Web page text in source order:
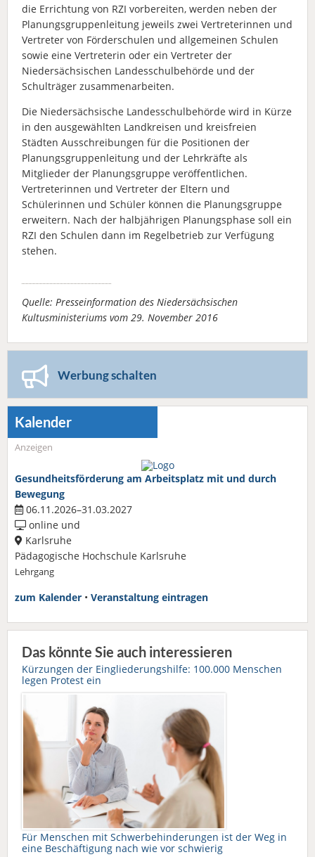
die Errichtung von RZI vorbereiten, werden neben der
Planungsgruppenleitung jeweils zwei Vertreterinnen und
Vertreter von Förderschulen und allgemeinen Schulen
sowie eine Vertreterin oder ein Vertreter der
Niedersächsischen Landesschulbehörde und der
Schulträger zusammenarbeiten.
Die Niedersächsische Landesschulbehörde wird in Kürze
in den ausgewählten Landkreisen und kreisfreien
Städten Ausschreibungen für die Positionen der
Planungsgruppenleitung und der Lehrkräfte als
Mitglieder der Planungsgruppe veröffentlichen.
Vertreterinnen und Vertreter der Eltern und
Schülerinnen und Schüler können die Planungsgruppe
erweitern. Nach der halbjährigen Planungsphase soll ein
RZI den Schulen dann im Regelbetrieb zur Verfügung
stehen.
Quelle: Presseinformation des Niedersächsischen
Kultusministeriums vom 29. November 2016
Werbung schalten
Kalender
Anzeigen
Gesundheitsförderung am Arbeitsplatz mit und durch
Bewegung
06.11.2026–31.03.2027
online und
Karlsruhe
Pädagogische Hochschule Karlsruhe
Lehrgang
zum Kalender • Veranstaltung eintragen
Das könnte Sie auch interessieren
Kürzungen der Eingliederungshilfe: 100.000 Menschen
legen Protest ein
Für Menschen mit Schwerbehinderungen ist der Weg in
eine Beschäftigung nach wie vor schwierig